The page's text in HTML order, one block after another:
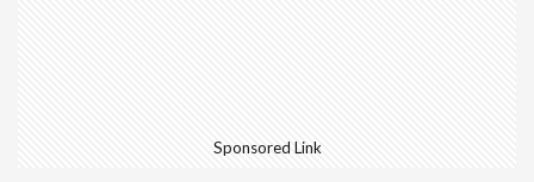
Sponsored Link